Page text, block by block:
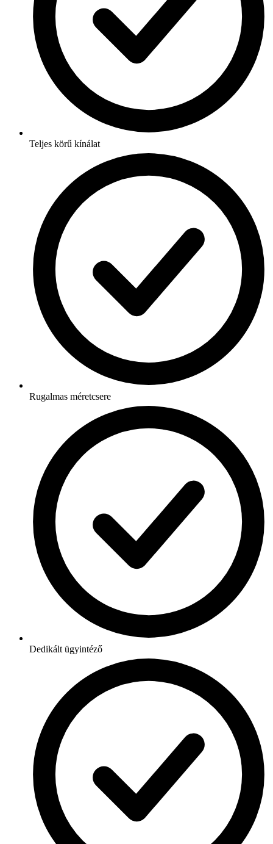
Teljes körű kínálat
Rugalmas méretcsere
Dedikált ügyintéző